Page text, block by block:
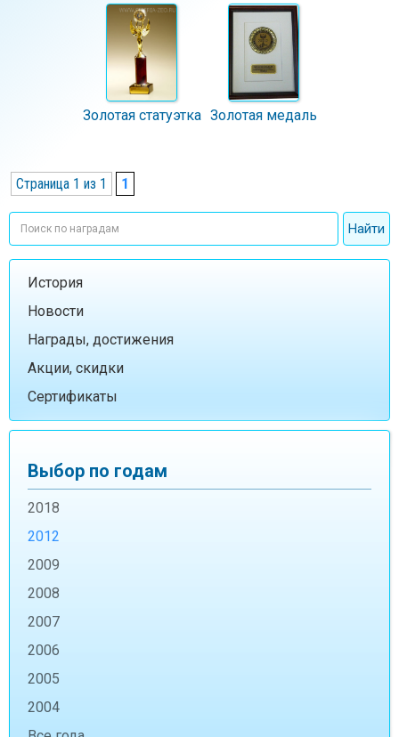
Золотая статуэтка Золотая медаль
Страница 1 из 1 1
История
Новости
Награды, достижения
Акции, скидки
Сертификаты
Выбор по годам
2018
2012
2009
2008
2007
2006
2005
2004